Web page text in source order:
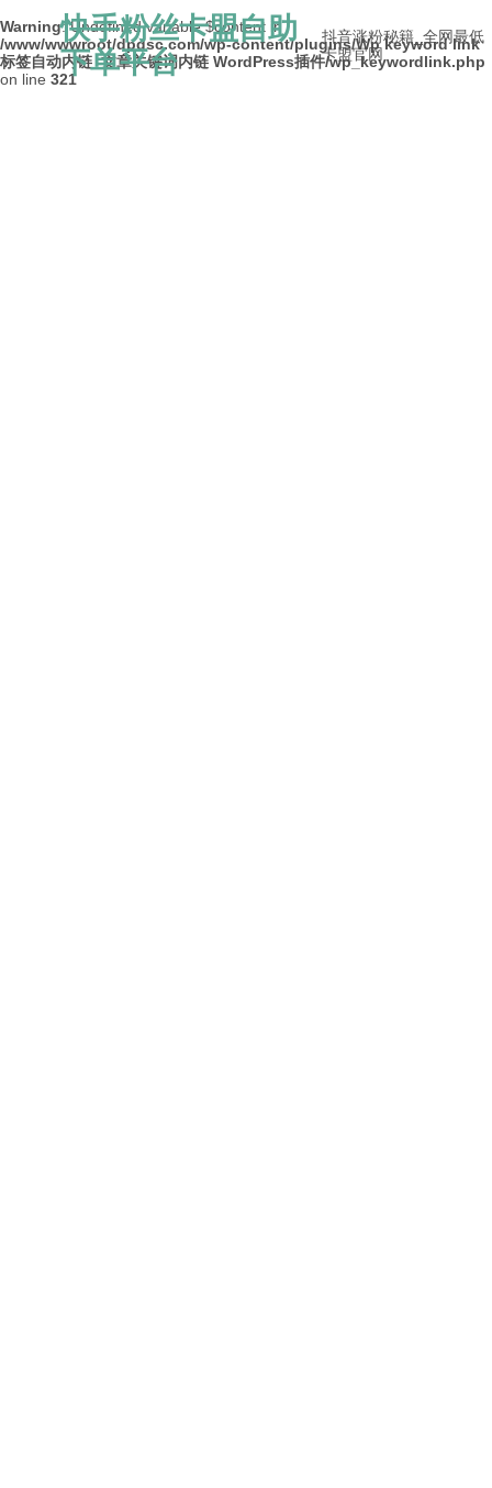
Warning: Undefined variable $content in
/www/wwwroot/dpdsc.com/wp-content/plugins/Wp keyword link
标签自动内链_文章关键词内链 WordPress插件/wp_keywordlink.php
on line 321
快手粉丝卡盟自助
下单平台
抖音涨粉秘籍_全网最低
卡盟官网